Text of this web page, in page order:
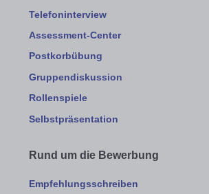
Telefoninterview
Assessment-Center
Postkorbübung
Gruppendiskussion
Rollenspiele
Selbstpräsentation
Rund um die Bewerbung
Empfehlungsschreiben